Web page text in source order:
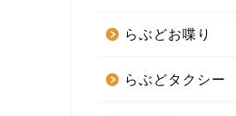
らぶどお喋り
らぶどタクシー